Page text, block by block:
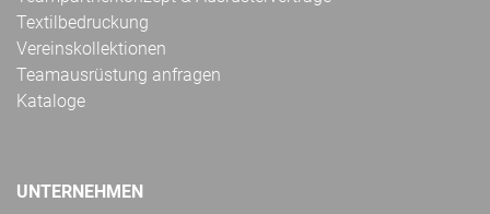
Textilbedruckung
Vereinskollektionen
Teamausrüstung anfragen
Kataloge
UNTERNEHMEN